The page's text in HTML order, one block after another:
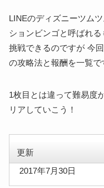
LINEのディズニーツム
ションビンゴと呼ばれ
挑戦できるのですが 今
の攻略法と報酬を一覧で
1枚目とは違って難易度
リアしていこう！
更新
2017年7月30日